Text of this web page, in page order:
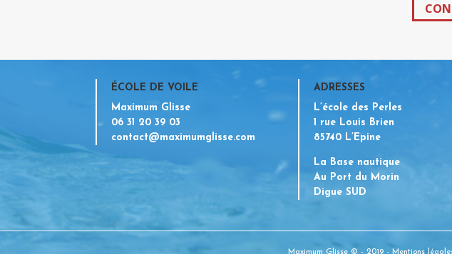
ÉCOLE DE VOILE
Maximum Glisse
06 31 20 39 03
contact@maximumglisse.com
ADRESSES
L’école des Perles
1 rue Louis Brien
85740 L’Epine
La Base nautique
Au Port du Morin
Digue SUD
Maximum Glisse © - 2019 - Mentions